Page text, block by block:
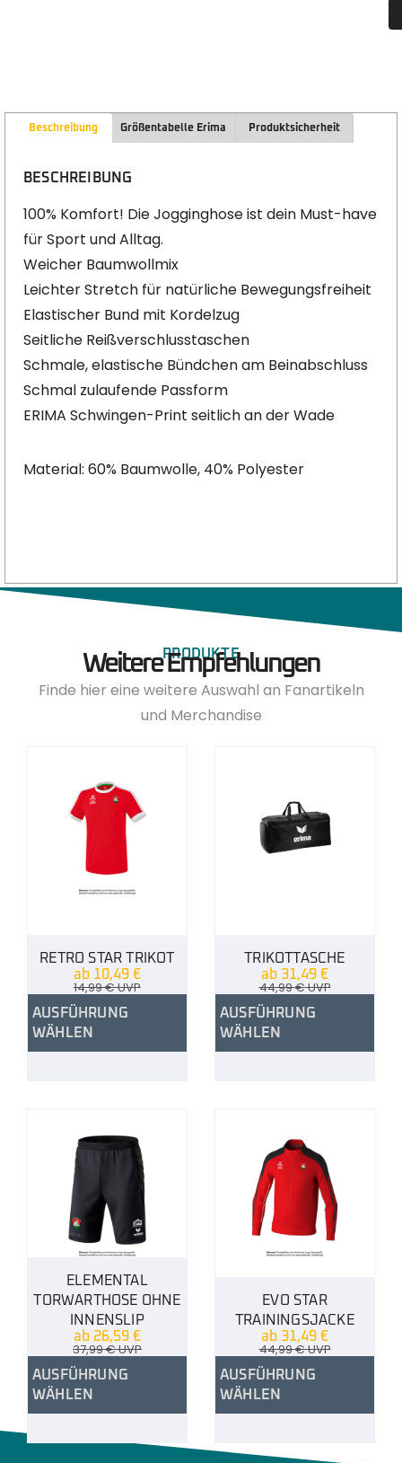
Beschreibung Größentabelle Erima Produktsicherheit
BESCHREIBUNG
100% Komfort! Die Jogginghose ist dein Must-have
für Sport und Alltag.
Weicher Baumwollmix
Leichter Stretch für natürliche Bewegungsfreiheit
Elastischer Bund mit Kordelzug
Seitliche Reißverschlusstaschen
Schmale, elastische Bündchen am Beinabschluss
Schmal zulaufende Passform
ERIMA Schwingen-Print seitlich an der Wade
Material: 60% Baumwolle, 40% Polyester
PRODUKTE
Weitere Empfehlungen
Finde hier eine weitere Auswahl an Fanartikeln
und Merchandise
RETRO STAR TRIKOT
ab 10,49 €
14,99€UVP
AUSFÜHRUNG
WÄHLEN
TRIKOTTASCHE
ab 31,49 €
44,99€UVP
AUSFÜHRUNG
WÄHLEN
ELEMENTAL
TORWARTHOSE OHNE
INNENSLIP
ab 26,59 €
37,99€UVP
AUSFÜHRUNG
WÄHLEN
EVO STAR
TRAININGSJACKE
ab 31,49 €
44,99€UVP
AUSFÜHRUNG
WÄHLEN